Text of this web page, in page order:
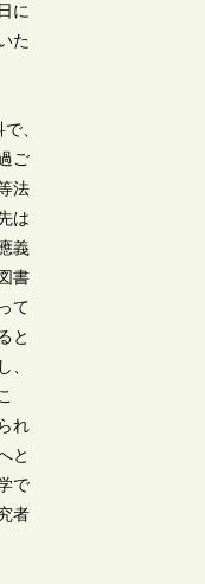
に
た
、
ご
法
は
義
書
て
と
、
れ
と
で
者